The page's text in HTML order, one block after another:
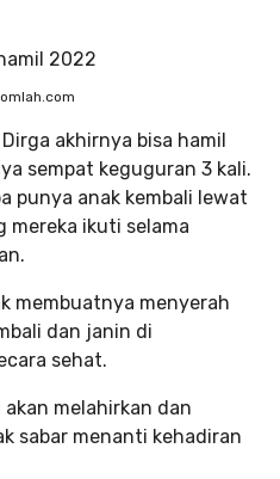
akhirnya bisa hamil
sempat keguguran 3 kali.
punya anak kembali lewat
mereka ikuti selama
membuatnya menyerah
dan janin di
sehat.
melahirkan dan
sabar menanti kehadiran